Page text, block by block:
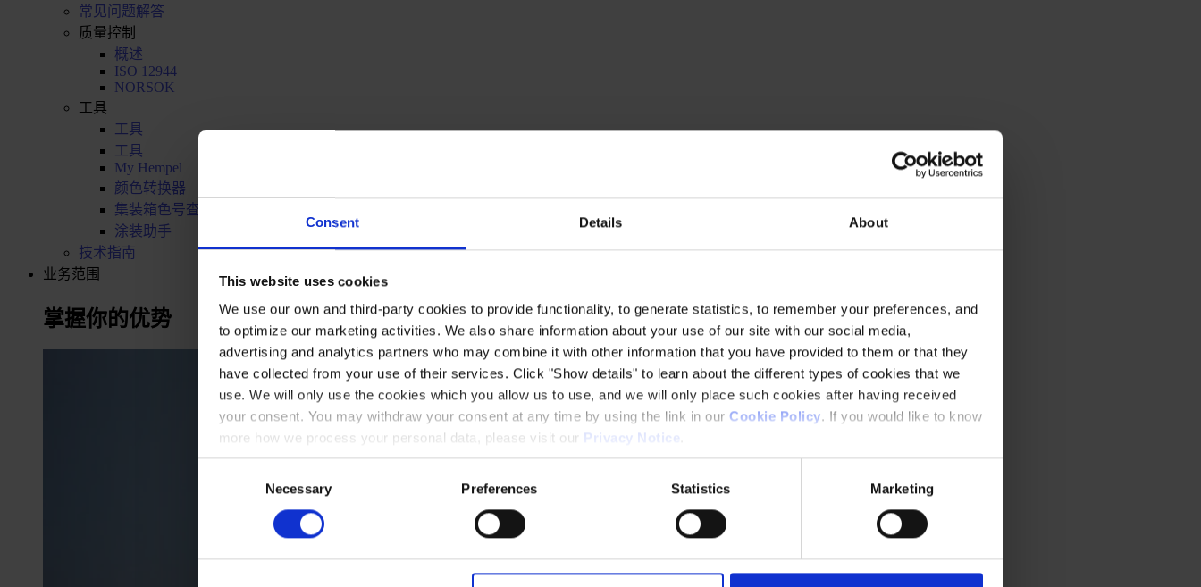
Consent Details About
This website uses cookies
We use our own and third-party cookies to provide functionality, to generate statistics, to remember your preferences, and
to optimize our marketing activities. We also share information about your use of our site with our social media,
advertising and analytics partners who may combine it with other information that you have provided to them or that they
have collected from your use of their services. Click "Show details" to learn about the different types of cookies that we
use. We will only use the cookies which you allow us to use, and we will only place such cookies after having received
your consent. You may withdraw your consent at any time by using the link in our Cookie Policy. If you would like to know
more how we process your personal data, please visit our Privacy Notice
Necessary Preferences Statistics Marketing
常见问题解答
质量控制
概述
ISO 12944
NORSOK
工具
工具
工具
My Hempel
颜色转换器
集装箱色号查询
涂装助手
技术指南
业务范围
掌握你的优势